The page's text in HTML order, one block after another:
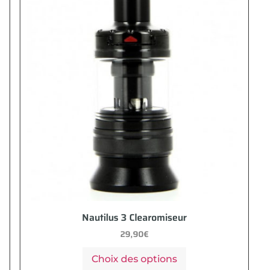
Nautilus 3 Clearomiseur
29,90€
Choix des options